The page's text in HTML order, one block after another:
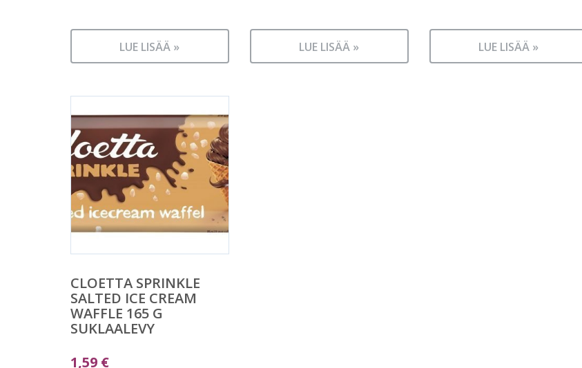
LUE LISÄÄ » LUE LISÄÄ » LUE LISÄÄ »
CLOETTA SPRINKLE
SALTED ICE CREAM
WAFFLE 165 G
SUKLAALEVY
1,59 €